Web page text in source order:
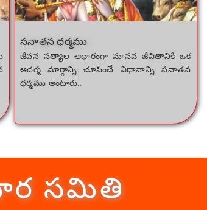
సనాతన ధర్మము
జీవన సత్యాల ఆధారంగా మానవ జీవితానికి ఒక
ఆదర్శ మార్గాన్ని చూపించే విధానాన్ని సనాతన
ధర్మము అంటారు..
సమితి